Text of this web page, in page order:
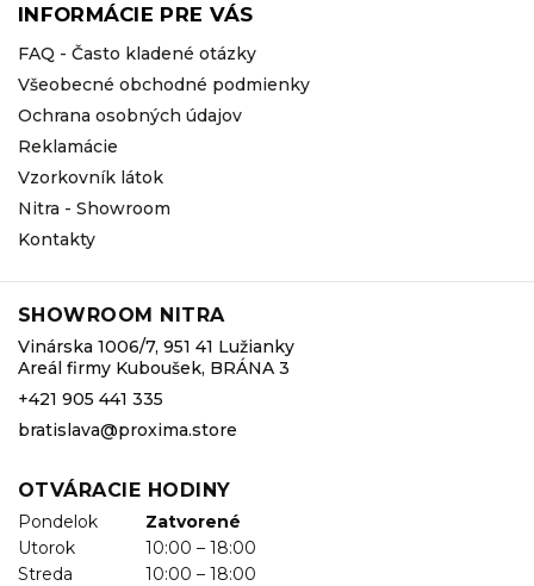
INFORMÁCIE PRE VÁS
FAQ - Často kladené otázky
Všeobecné obchodné podmienky
Ochrana osobných údajov
Reklamácie
Vzorkovník látok
Nitra - Showroom
Kontakty
SHOWROOM NITRA
Vinárska 1006/7, 951 41 Lužianky
Areál firmy Kuboušek, BRÁNA 3
+421 905 441 335
bratislava@proxima.store
OTVÁRACIE HODINY
Pondelok
Zatvorené
Utorok
10:00 – 18:00
Streda
10:00 – 18:00